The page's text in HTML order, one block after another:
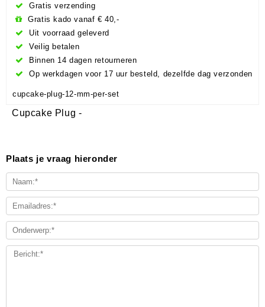
Gratis verzending
Gratis kado vanaf € 40,-
Uit voorraad geleverd
Veilig betalen
Binnen 14 dagen retourneren
Op werkdagen voor 17 uur besteld, dezelfde dag verzonden
cupcake-plug-12-mm-per-set
Cupcake Plug -
Plaats je vraag hieronder